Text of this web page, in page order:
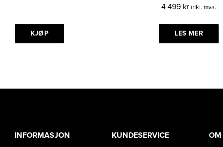
KJØP
4 499 kr inkl. mva.
LES MER
INFORMASJON
KUNDESERVICE
OM